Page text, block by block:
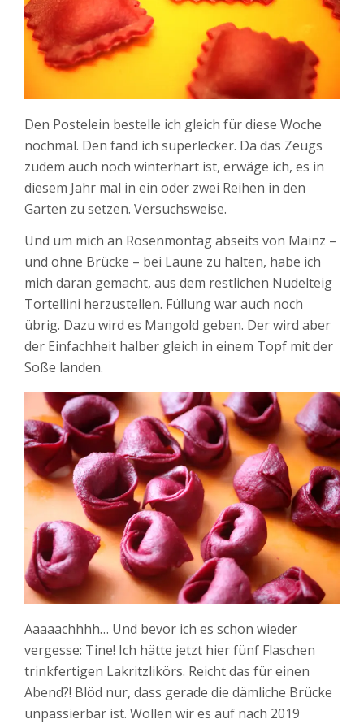
Den Postelein bestelle ich gleich für diese Woche
nochmal. Den fand ich superlecker. Da das Zeugs
zudem auch noch winterhart ist, erwäge ich, es in
diesem Jahr mal in ein oder zwei Reihen in den
Garten zu setzen. Versuchsweise.
Und um mich an Rosenmontag abseits von Mainz –
und ohne Brücke – bei Laune zu halten, habe ich
mich daran gemacht, aus dem restlichen Nudelteig
Tortellini herzustellen. Füllung war auch noch
übrig. Dazu wird es Mangold geben. Der wird aber
der Einfachheit halber gleich in einem Topf mit der
Soße landen.
Aaaaachhhh… Und bevor ich es schon wieder
vergesse: Tine! Ich hätte jetzt hier fünf Flaschen
trinkfertigen Lakritzlikörs. Reicht das für einen
Abend?! Blöd nur, dass gerade die dämliche Brücke
unpassierbar ist. Wollen wir es auf nach 2019